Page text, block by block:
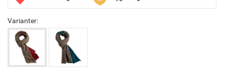
Varianter: